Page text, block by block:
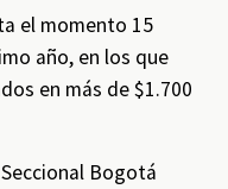
el momento 15
año, en los que
en más de $1.700
Bogotá